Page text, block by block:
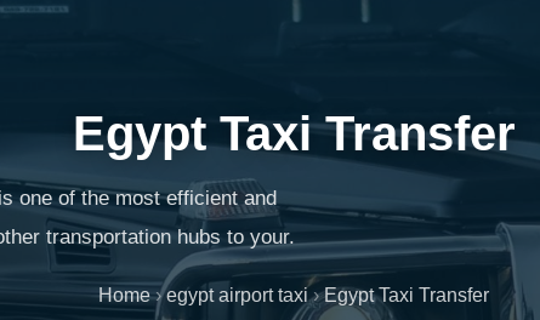
Egypt Taxi Transfer
one of the most efficient and
transportation hubs to your.
Home › egypt airport taxi › Egypt Taxi Transfer